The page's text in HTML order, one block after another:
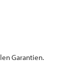
Garantien.